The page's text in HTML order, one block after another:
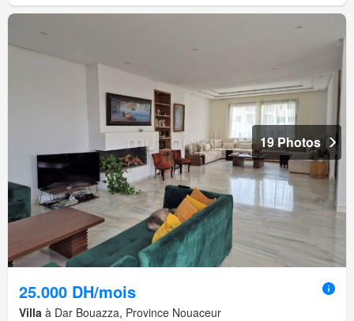
19 Photos
25.000 DH/mois
Villa à Dar Bouazza, Province Nouaceur